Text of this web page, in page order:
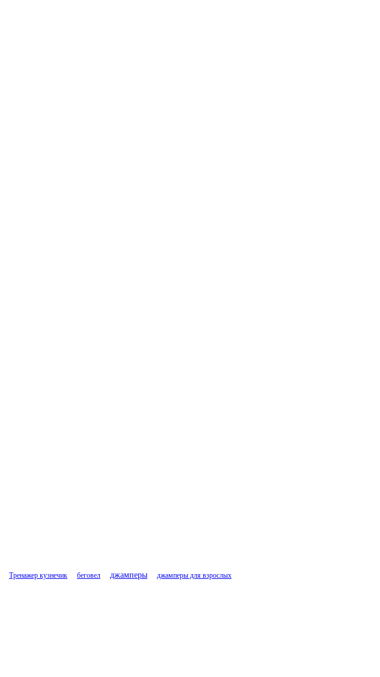
Тренажер кузнечик беговел джамперы джамперы для взрослых